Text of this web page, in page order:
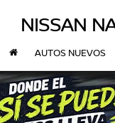
NISSAN
AUTOS NUEVOS